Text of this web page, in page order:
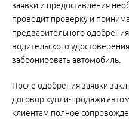
заявки и предоставления
проводит проверку и
предварительного
водительского
забронировать автомобиль.
После одобрения заявки
договор купли-продажи
клиентам полное